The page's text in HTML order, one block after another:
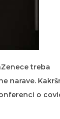
treba
narave.
o